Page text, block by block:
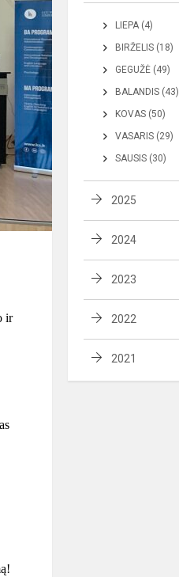
ir
LIEPA (4)
BIRŽELIS (18)
GEGUŽĖ (49)
BALANDIS (43)
KOVAS (50)
VASARIS (29)
SAUSIS (30)
2025
2024
2023
2022
2021